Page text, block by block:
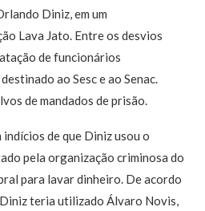
Diniz, em um
Lava Jato. Entre os desvios
de funcionários
ao Sesc e ao Senac.
de mandados de prisão.
de que Diniz usou o
pela organização criminosa do
para lavar dinheiro. De acordo
teria utilizado Álvaro Novis,